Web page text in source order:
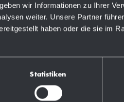
wir Informationen zu Ihrer
weiter. Unsere Partner
haben oder die sie im
Statistiken